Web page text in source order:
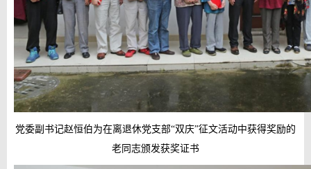
党委副书记赵恒伯为在离退休党支部“双庆”征文活动中获得奖励的
老同志颁发获奖证书